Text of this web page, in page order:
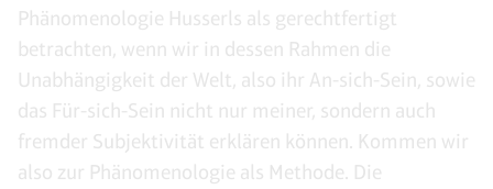
Phänomenologie Husserls als gerechtfertigt
betrachten, wenn wir in dessen Rahmen die
Unabhängigkeit der Welt, also ihr An-sich-Sein, sowie
das Für-sich-Sein nicht nur meiner, sondern auch
fremder Subjektivität erklären können. Kommen wir
also zur Phänomenologie als Methode. Die